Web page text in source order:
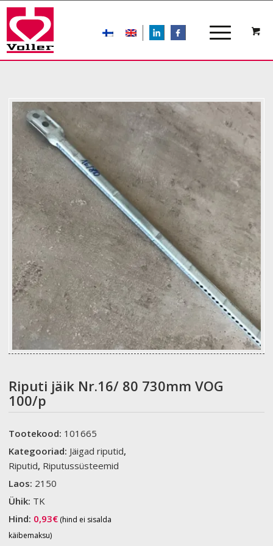
LIn
Riputi jäik Nr.16/ 80 730mm VOG
100/p
Tootekood: 101665
Kategooriad: Jäigad riputid,
Riputid, Riputussüsteemid
Laos: 2150
Ühik: TK
Hind: 0,93€ (hind ei sisalda
käibemaksu)